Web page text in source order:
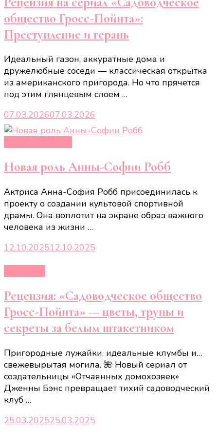
общество Гросс-Пойнта»:
Преступление и герань
Идеальный газон, аккуратные дома и
дружелюбные соседи — классическая открытка
из американского пригорода. Но что прячется
под этим глянцевым слоем …
07.03.202607.03.2026
Новая роль Анны-Софии Робб
Актриса Анна-София Робб присоединилась к
проекту о создании культовой спортивной
драмы. Она воплотит на экране образ важного
человека из жизни …
12.10.202512.10.2025
Рецензия: «Садоводческое общество
Гросс-Пойнта» — цветы, трупы и
секреты за белым штакетником
Пригородные лужайки, идеальные клумбы и…
свежевырытая могила. 🌺 Новый сериал от
создательницы «Отчаянных домохозяек»
Дженны Бэнс превращает тихий садоводческий
клуб …
25.03.202525.03.2025